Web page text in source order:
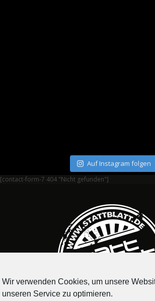
Auf Instagram folgen
[contact-form-7 404 "Nicht gefunden"]
Wir verwenden Cookies, um unsere
unseren Service zu optimieren.